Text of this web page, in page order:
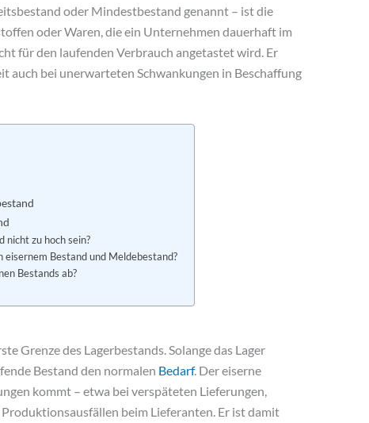
oder Mindestbestand genannt – ist die
oder Waren, die ein Unternehmen dauerhaft im
für den laufenden Verbrauch angetastet wird. Er
auch bei unerwarteten Schwankungen in Beschaffung
nicht zu hoch sein?
Bestand und Meldebestand?
Bestands ab?
Grenze des Lagerbestands. Solange das Lager
Bestand den normalen Bedarf. Der eiserne
kommt – etwa bei verspäteten Lieferungen,
beim Lieferanten. Er ist damit